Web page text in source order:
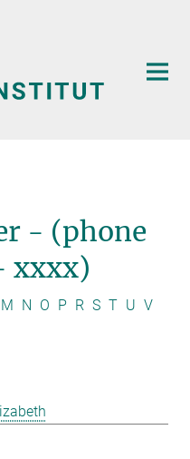
- (phone
xxxx)
M N O P R S T U V